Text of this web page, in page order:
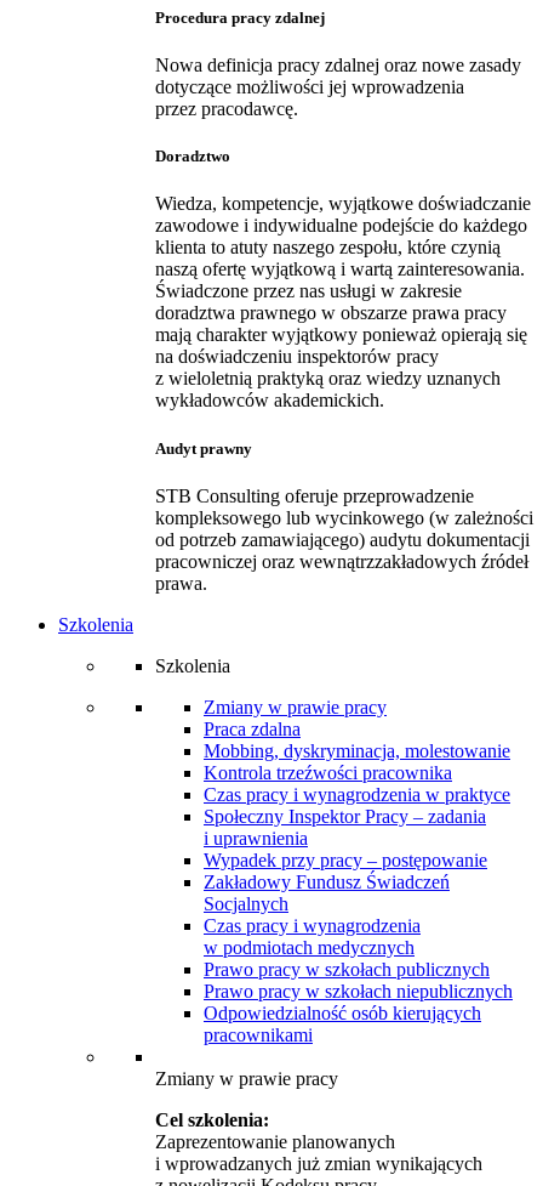
Procedura pracy zdalnej
Nowa definicja pracy zdalnej oraz nowe zasady
dotyczące możliwości jej wprowadzenia
przez pracodawcę.
Doradztwo
Wiedza, kompetencje, wyjątkowe doświadczanie
zawodowe i indywidualne podejście do każdego
klienta to atuty naszego zespołu, które czynią
naszą ofertę wyjątkową i wartą zainteresowania.
Świadczone przez nas usługi w zakresie
doradztwa prawnego w obszarze prawa pracy
mają charakter wyjątkowy ponieważ opierają się
na doświadczeniu inspektorów pracy
z wieloletnią praktyką oraz wiedzy uznanych
wykładowców akademickich.
Audyt prawny
STB Consulting oferuje przeprowadzenie
kompleksowego lub wycinkowego (w zależności
od potrzeb zamawiającego) audytu dokumentacji
pracowniczej oraz wewnątrzzakładowych źródeł
prawa.
Szkolenia
Szkolenia
Zmiany w prawie pracy
Praca zdalna
Mobbing, dyskryminacja, molestowanie
Kontrola trzeźwości pracownika
Czas pracy i wynagrodzenia w praktyce
Społeczny Inspektor Pracy – zadania
i uprawnienia
Wypadek przy pracy – postępowanie
Zakładowy Fundusz Świadczeń
Socjalnych
Czas pracy i wynagrodzenia
w podmiotach medycznych
Prawo pracy w szkołach publicznych
Prawo pracy w szkołach niepublicznych
Odpowiedzialność osób kierujących
pracownikami
Zmiany w prawie pracy
Cel szkolenia:
Zaprezentowanie planowanych
i wprowadzanych już zmian wynikających